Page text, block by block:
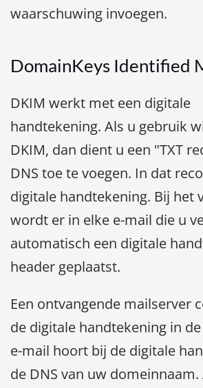
waarschuwing invoegen.
DomainKeys Identified
DKIM werkt met een digitale
handtekening. Als u gebruik
DKIM, dan dient u een "TXT
DNS toe te voegen. In dat
digitale handtekening. Bij het
wordt er in elke e-mail die u
automatisch een digitale
header geplaatst.
Een ontvangende mailserver
de digitale handtekening in
e-mail hoort bij de digitale
de DNS van uw domeinnaam.